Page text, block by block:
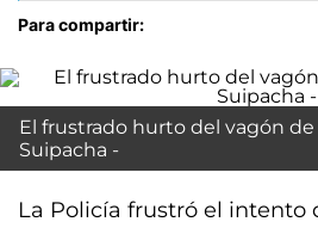
Para compartir:
El frustrado hurto del vagón
Suipacha -
La Policía frustró el intento